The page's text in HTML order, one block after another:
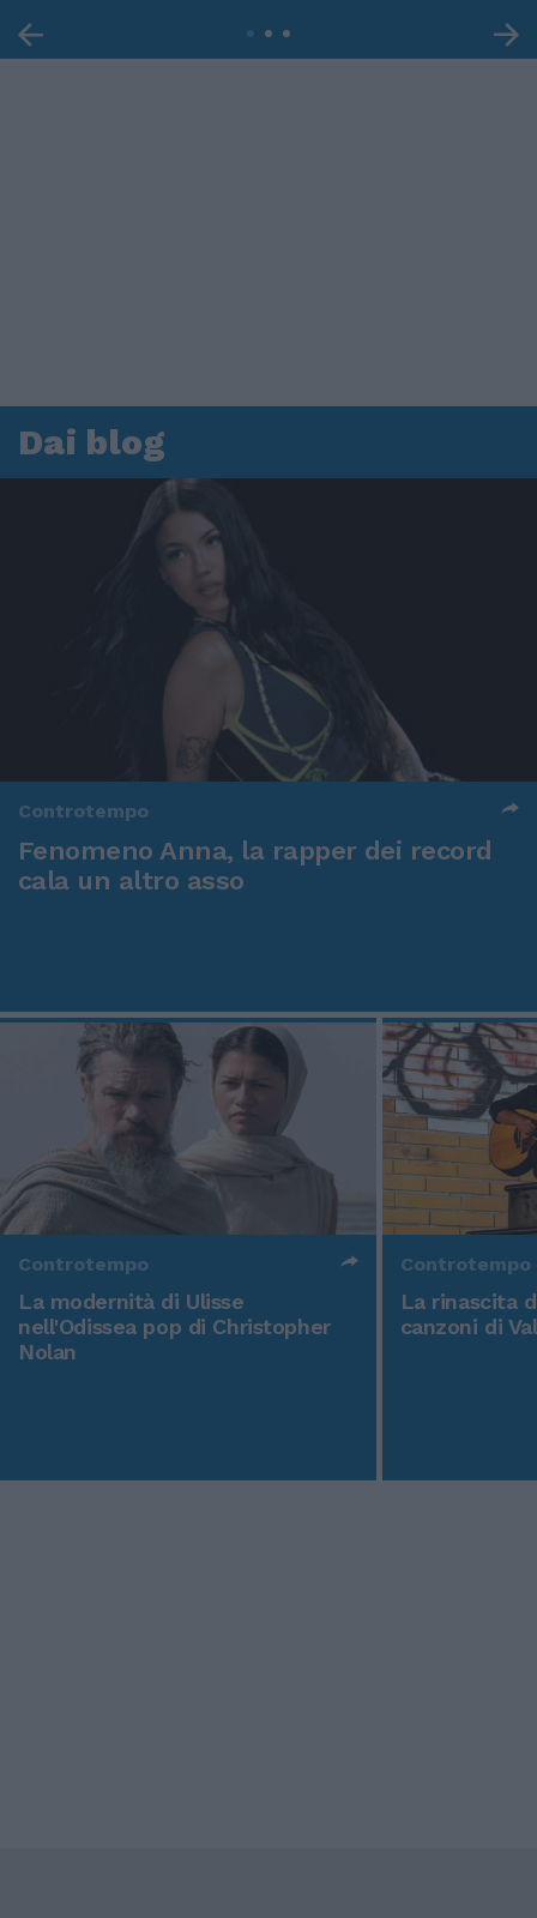
Dai blog
Controtempo
Fenomeno Anna, la rapper dei record
cala un altro asso
Controtempo
La modernità di Ulisse
nell'Odissea pop di Christopher
Nolan
Controtempo
La rinascita
canzoni di